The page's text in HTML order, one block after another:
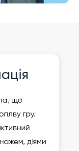
що
гру.
діями